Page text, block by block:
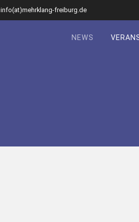
info(at)mehrklang-freiburg.de
NEWS